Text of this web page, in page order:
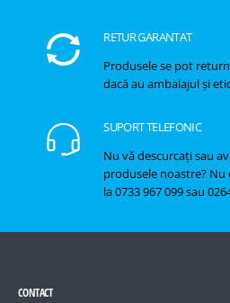
RETUR GARANTAT
Produsele se pot
dacă au ambalajul și
SUPORT TELEFONIC
Nu vă descurcați sau
produsele noastre?
la 0733 967 099 sau
CONTACT